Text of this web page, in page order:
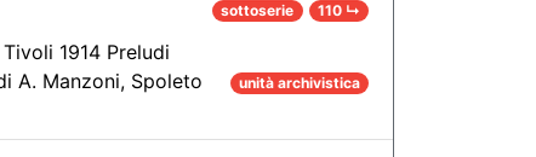
sottoserie 110 ↳
1914 Preludi
A. Manzoni, Spoleto
unità archivistica